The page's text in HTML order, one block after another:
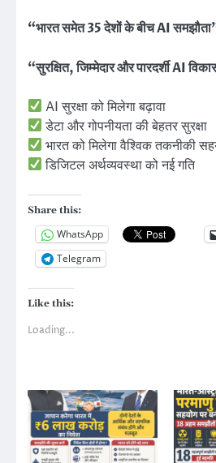
“भारत समेत 35 देशों के बीच AI
“सुरक्षित, जिम्मेदार और पारदर्शी AI
AI सुरक्षा को मिलेगा बढ़ावा
डेटा और गोपनीयता की बेहतर सुरक्षा
भारत को मिलेगा वैश्विक तकनीकी
डिजिटल अर्थव्यवस्था को नई गति
Share this:
WhatsApp
Telegram
Like this:
Loading...